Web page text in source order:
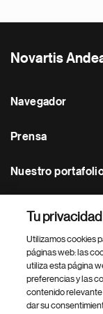
Novartis
Navegador
Prensa
Nuestro
Footer Site Search
Tu
Utilizamos cookies
páginas web: las
utiliza esta página
preferencias y las
contenido relevante
dar su